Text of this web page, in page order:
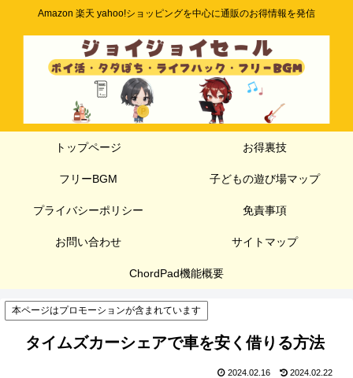
Amazon 楽天 yahoo!ショッピングを中心に通販のお得情報を発信
トップページ お得裏技
フリーBGM 子どもの遊び場マップ
プライバシーポリシー 免責事項
お問い合わせ サイトマップ
ChordPad機能概要
本ページはプロモーションが含まれています
タイムズカーシェアで車を安く借りる方法
2024.02.16 2024.02.22